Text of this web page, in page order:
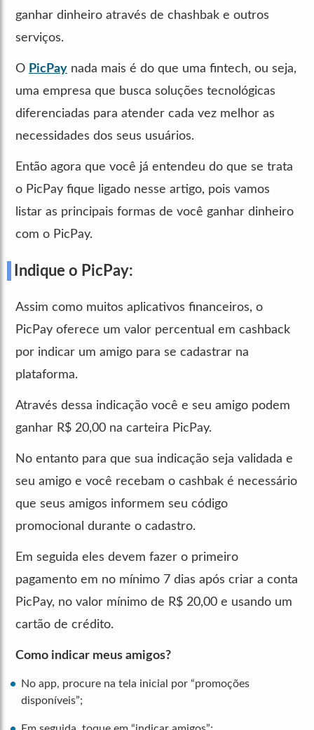
ganhar dinheiro através de chashbak e outros
serviços.
O PicPay nada mais é do que uma fintech, ou seja,
uma empresa que busca soluções tecnológicas
diferenciadas para atender cada vez melhor as
necessidades dos seus usuários.
Então agora que você já entendeu do que se trata
o PicPay fique ligado nesse artigo, pois vamos
listar as principais formas de você ganhar dinheiro
com o PicPay.
Indique o PicPay:
Assim como muitos aplicativos financeiros, o
PicPay oferece um valor percentual em cashback
por indicar um amigo para se cadastrar na
plataforma.
Através dessa indicação você e seu amigo podem
ganhar R$ 20,00 na carteira PicPay.
No entanto para que sua indicação seja validada e
seu amigo e você recebam o cashbak é necessário
que seus amigos informem seu código
promocional durante o cadastro.
Em seguida eles devem fazer o primeiro
pagamento em no mínimo 7 dias após criar a conta
PicPay, no valor mínimo de R$ 20,00 e usando um
cartão de crédito.
Como indicar meus amigos?
No app, procure na tela inicial por “promoções
disponíveis”;